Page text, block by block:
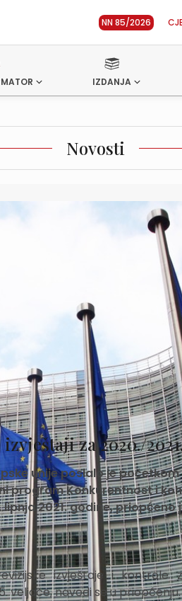
NN 85/2026
IZDANJA
Novosti
za 2020./
unije poslalo je
program Konkurentnost i
2021. godine, priopćeno
izvještaje i kontrole
veljače, navodi se u priopćenju.